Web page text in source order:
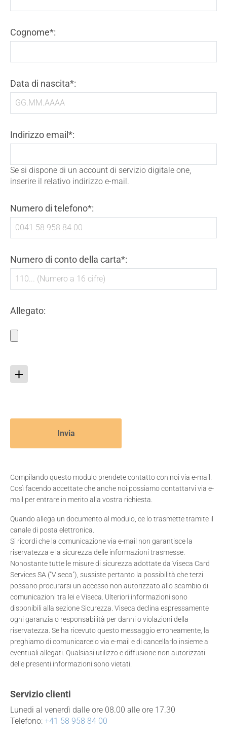
Cognome*:
Data di nascita*:
Indirizzo email*:
Se si dispone di un account di servizio digitale one,
inserire il relativo indirizzo e-mail.
Numero di telefono*:
Numero di conto della carta*:
Allegato:
Compilando questo modulo prendete contatto con noi via e-mail.
Così facendo accettate che anche noi possiamo contattarvi via e-
mail per entrare in merito alla vostra richiesta.
Quando allega un documento al modulo, ce lo trasmette tramite il
canale di posta elettronica.
Si ricordi che la comunicazione via e-mail non garantisce la
riservatezza e la sicurezza delle informazioni trasmesse.
Nonostante tutte le misure di sicurezza adottate da Viseca Card
Services SA ("Viseca"), sussiste pertanto la possibilità che terzi
possano procurarsi un accesso non autorizzato allo scambio di
comunicazioni tra lei e Viseca. Ulteriori informazioni sono
disponibili alla sezione Sicurezza. Viseca declina espressamente
ogni garanzia o responsabilità per danni o violazioni della
riservatezza. Se ha ricevuto questo messaggio erroneamente, la
preghiamo di comunicarcelo via e-mail e di cancellarlo insieme a
eventuali allegati. Qualsiasi utilizzo e diffusione non autorizzati
delle presenti informazioni sono vietati.
Servizio clienti
Lunedi al venerdì dalle ore 08.00 alle ore 17.30
Telefono: +41 58 958 84 00